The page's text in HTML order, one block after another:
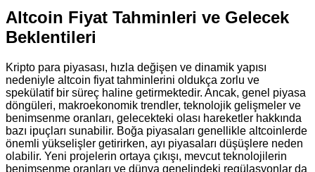
Altcoin Fiyat Tahminleri ve Gelecek
Beklentileri
Kripto para piyasası, hızla değişen ve dinamik yapısı
nedeniyle altcoin fiyat tahminlerini oldukça zorlu ve
spekülatif bir süreç haline getirmektedir. Ancak, genel piyasa
döngüleri, makroekonomik trendler, teknolojik gelişmeler ve
benimsenme oranları, gelecekteki olası hareketler hakkında
bazı ipuçları sunabilir. Boğa piyasaları genellikle altcoinlerde
önemli yükselişler getirirken, ayı piyasaları düşüşlere neden
olabilir. Yeni projelerin ortaya çıkışı, mevcut teknolojilerin
benimsenme oranları ve dünya genelindeki regülasyonlar da